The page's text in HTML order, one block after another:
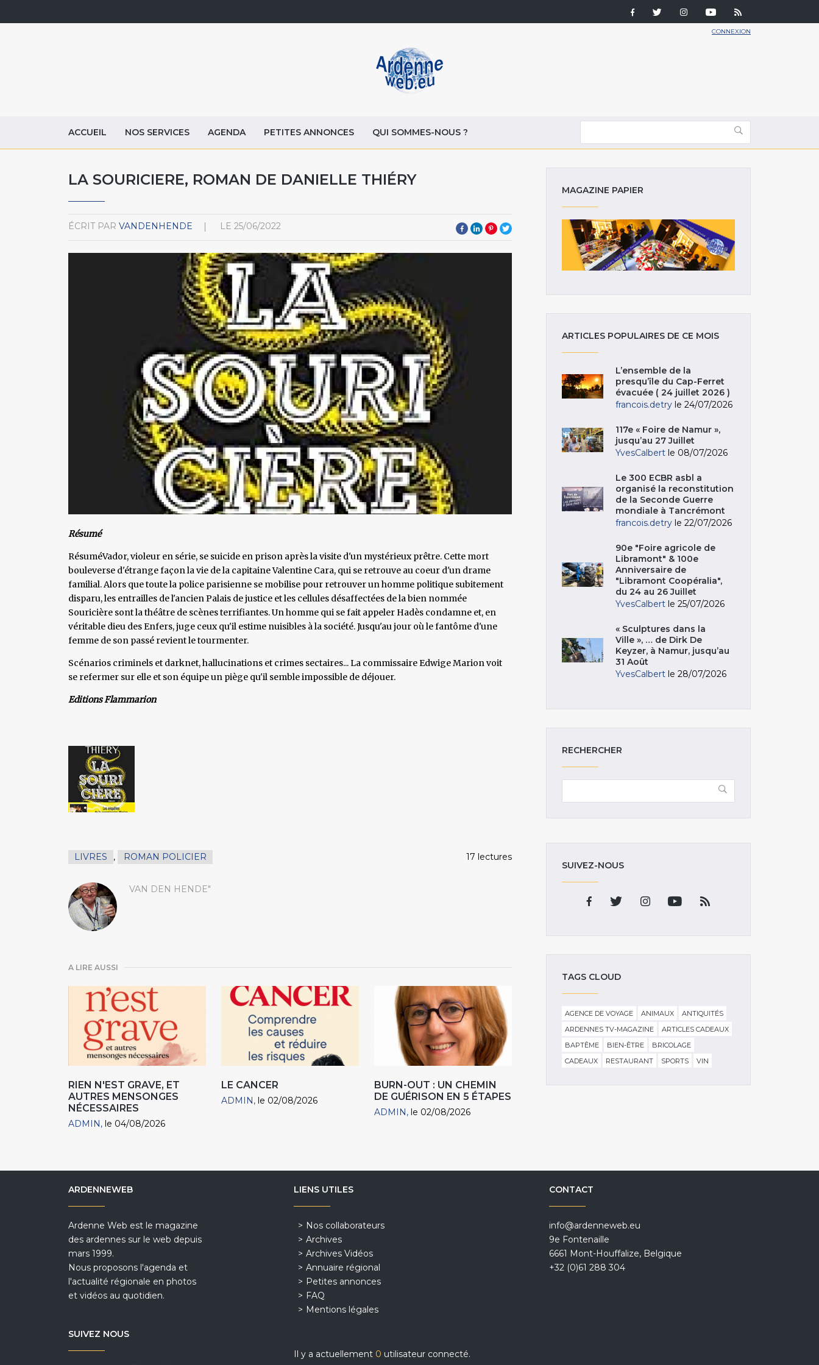
CONNEXION
ACCUEIL NOS SERVICES AGENDA PETITES ANNONCES QUI SOMMES-NOUS ?
LA SOURICIERE, ROMAN DE DANIELLE THIÉRY
ÉCRIT PAR VANDENHENDE LE 25/06/2022
Résumé
RésuméVador, violeur en série, se suicide en prison après la visite d'un mystérieux prêtre. Cette mort
bouleverse d'étrange façon la vie de la capitaine Valentine Cara, qui se retrouve au coeur d'un drame
familial. Alors que toute la police parisienne se mobilise pour retrouver un homme politique subitement
disparu, les entrailles de l'ancien Palais de justice et les cellules désaffectées de la bien nommée
Souricière sont la théâtre de scènes terrifiantes. Un homme qui se fait appeler Hadès condamne et, en
véritable dieu des Enfers, juge ceux qu'il estime nuisibles à la société. Jusqu'au jour où le fantôme d'une
femme de son passé revient le tourmenter.
Scénarios criminels et darknet, hallucinations et crimes sectaires... La commissaire Edwige Marion voit
se refermer sur elle et son équipe un piège qu'il semble impossible de déjouer.
Editions Flammarion
LIVRES , ROMAN POLICIER 17 lectures
VAN DEN HENDE"
A LIRE AUSSI
RIEN N'EST GRAVE, ET
AUTRES MENSONGES
NÉCESSAIRES
ADMIN le 04/08/2026
LE CANCER
ADMIN le 02/08/2026
BURN-OUT : UN CHEMIN
DE GUÉRISON EN 5 ÉTAPES
ADMIN le 02/08/2026
MAGAZINE PAPIER
ARTICLES POPULAIRES DE CE MOIS
L’ensemble de la
presqu’île du Cap-Ferret
évacuée ( 24 juillet 2026 )
francois.detry le 24/07/2026
117e « Foire de Namur »,
jusqu’au 27 Juillet
YvesCalbert le 08/07/2026
Le 300 ECBR asbl a
organisé la reconstitution
de la Seconde Guerre
mondiale à Tancrémont
francois.detry le 22/07/2026
90e "Foire agricole de
Libramont" & 100e
Anniversaire de
"Libramont Coopéralia",
du 24 au 26 Juillet
YvesCalbert le 25/07/2026
« Sculptures dans la
Ville », … de Dirk De
Keyzer, à Namur, jusqu’au
31 Août
YvesCalbert le 28/07/2026
RECHERCHER
SUIVEZ-NOUS
TAGS CLOUD
AGENCE DE VOYAGE ANIMAUX
ANTIQUITÉS
ARDENNES TV-MAGAZINE
ARTICLES CADEAUX
BAPTÊME
BIEN-ÊTRE
BRICOLAGE
CADEAUX
RESTAURANT SPORTS VIN
ARDENNEWEB
Ardenne Web est le magazine
des ardennes sur le web depuis
mars 1999.
Nous proposons l'agenda et
l'actualité régionale en photos
et vidéos au quotidien.
SUIVEZ NOUS
LIENS UTILES
Nos collaborateurs
Archives
Archives Vidéos
Annuaire régional
Petites annonces
FAQ
Mentions légales
Il y a actuellement 0 utilisateur connecté.
CONTACT
info@ardenneweb.eu
9e Fontenaille
6661 Mont-Houffalize, Belgique
+32 (0)61 288 304